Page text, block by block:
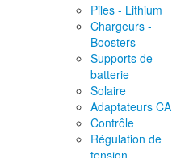
Piles - Lithium
Chargeurs -
Boosters
Supports de
batterie
Solaire
Adaptateurs CA
Contrôle
Régulation de